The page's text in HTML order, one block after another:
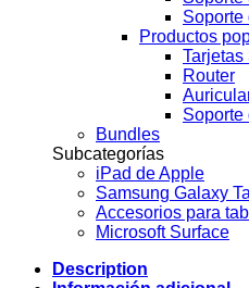
Soporte
Productos
Tarjetas
Router
Soporte
Bundles
Subcategorías
iPad de Apple
Samsung Galaxy
Accesorios para
Microsoft Surface
Description